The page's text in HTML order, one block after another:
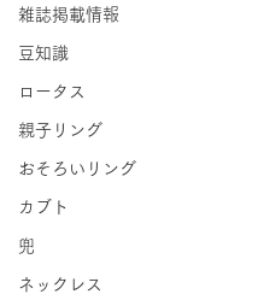
雑誌掲載情報
豆知識
ロータス
親子リング
おそろいリング
カブト
兜
ネックレス